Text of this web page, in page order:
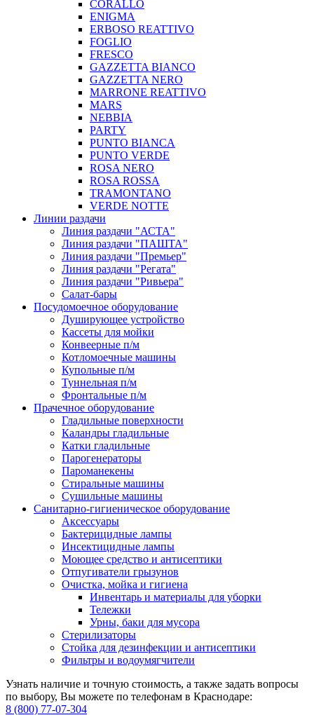
CORALLO
ENIGMA
ERBOSO REATTIVO
FOGLIO
FRESCO
GAZZETTA BIANCO
GAZZETTA NERO
MARRONE REATTIVO
MARS
NEBBIA
PARTY
PUNTO BIANCA
PUNTO VERDE
ROSA NERO
ROSA ROSSA
TRAMONTANO
VERDE NOTTE
Линии раздачи
Линия раздачи "АСТА"
Линия раздачи "ПАШТА"
Линия раздачи "Премьер"
Линия раздачи "Регата"
Линия раздачи "Ривьера"
Салат-бары
Посудомоечное оборудование
Душирующее устройство
Кассеты для мойки
Конвеерные п/м
Котломоечные машины
Купольные п/м
Туннельная п/м
Фронтальные п/м
Прачечное оборудование
Гладильные поверхности
Каландры гладильные
Катки гладильные
Парогенераторы
Пароманекены
Стиральные машины
Сушильные машины
Санитарно-гигиеническое оборудование
Аксессуары
Бактерицидные лампы
Инсектицидные лампы
Моющее средство и антисептики
Отпугиватели грызунов
Очистка, мойка и гигиена
Инвентарь и материалы для уборки
Тележки
Урны, баки для мусора
Стерилизаторы
Стойка для дезинфекции и антисептики
Фильтры и водоумягчители
Узнать наличие и точную стоимость, а также задать вопросы
по выбору, Вы можете по телефонам в Краснодаре:
8 (800) 77-07-304